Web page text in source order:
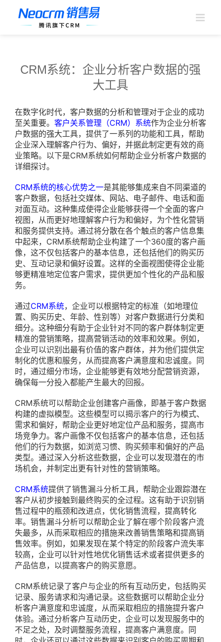
CRM系统：企业分析客户数据的强
大工具
在数字化时代，客户数据的分析和管理对于企业的成功
至关重要。 客户关系管理（CRM）系统作为企业分析客
户数据的强大工具，提供了一系列的功能和工具，帮助
企业深入理解客户行为、偏好，并据此制定更有效的商
业策略。以下是CRM系统如何帮助企业分析客户数据的
详细探讨。
CRM系统的核心优势之一是其能够集成来自不同渠道的
客户数据，包括社交媒体、网站、电子邮件、电话和面
对面互动。这种集成使得企业能够获得一个全面的客户
视图，从而更好地理解客户行为和偏好，为个性化营销
和服务提供支持。通过将分散在各个触点的客户信息集
中起来，CRM系统帮助企业构建了一个360度的客户画
像，这不仅包括客户的基本信息，还包括他们的购买历
史、互动记录和偏好设置。这样的全面视图使得企业能
够更精准地定位客户需求，提供更加个性化的产品和服
务。
通过CRM系统，企业可以根据特定的标准（如地理位
置、购买历史、年龄、性别等）对客户数据进行分类和
细分。这种细分有助于企业针对不同的客户群体制定更
精准的营销策略，提高营销活动的效率和效果。例如，
企业可以识别出最有价值的客户群体，并为他们提供定
制化的优惠和服务，从而提高客户满意度和忠诚度。同
时，通过细分市场，企业能够更有效地分配营销资源，
确保每一分投入都能产生最大的回报。
CRM系统可以帮助企业创建客户画像，即基于客户数据
构建的虚拟模型。这些模型可以揭示客户的行为模式、
需求和偏好，帮助企业更好地定位产品和服务，提高市
场竞争力。客户画像不仅包括客户的基本信息，还包括
他们的行为数据，如浏览习惯、购买频率和偏好的产品
类型。通过深入分析这些数据，企业可以发现潜在的市
场机会，并制定出更有针对性的营销策略。
CRM系统提供了销售漏斗分析工具，帮助企业跟踪潜在
客户从初步接触到最终购买的全过程。这有助于识别销
售过程中的瓶颈和改进点，优化销售流程，提高转化
率。销售漏斗分析可以帮助企业了解在哪个阶段客户流
失最多，从而采取相应的措施来改善销售策略和提高销
售效率。例如，如果发现在某个特定的阶段客户流失率
较高，企业可以针对性地优化销售话术或者提供更多的
产品信息，以提高客户的购买意愿。
CRM系统记录了客户与企业的所有互动历史，包括购买
记录、服务请求和沟通记录。这些数据可以帮助企业分
析客户满意度和忠诚度，从而采取相应的措施提升客户
体验。通过分析客户互动历史，企业可以发现服务中的
不足之处，及时调整服务流程，提高客户满意度。同